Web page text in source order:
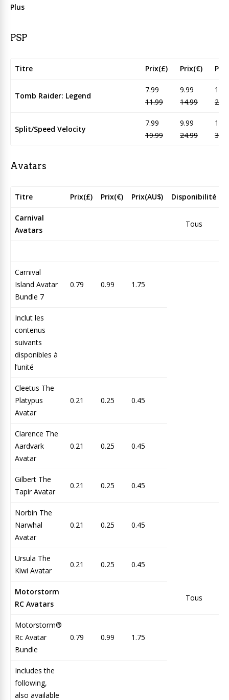
Plus
PSP
Titre Prix(£) Prix(€)
Tomb Raider: Legend
7.99
11.99
9.99
14.99
Split/Speed Velocity
7.99
19.99
9.99
24.99
Avatars
Titre Prix(£) Prix(€) Prix(AU$) Disponibilité
Carnival
Avatars
Tous
Carnival
Island Avatar
Bundle 7
0.79 0.99 1.75
Inclut les
contenus
suivants
disponibles à
l’unité
Cleetus The
Platypus
Avatar
0.21 0.25 0.45
Clarence The
Aardvark
Avatar
0.21 0.25 0.45
Gilbert The
Tapir Avatar
0.21 0.25 0.45
Norbin The
Narwhal
Avatar
0.21 0.25 0.45
Ursula The
Kiwi Avatar
0.21 0.25 0.45
Motorstorm
RC Avatars
Tous
Motorstorm®
Rc Avatar
Bundle
0.79 0.99 1.75
Includes the
following,
also available